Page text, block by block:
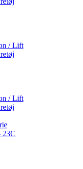
/ Lift
/ Lift
23C